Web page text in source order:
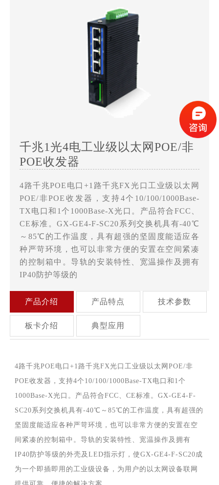
千兆1光4电工业级以太网POE/非
POE收发器
4路千兆POE电口+1路千兆FX光口工业级以太网
POE/非POE收发器，支持4个10/100/1000Base-
TX电口和1个1000Base-X光口。产品符合FCC、
CE标准。GX-GE4-F-SC20系列交换机具有-40℃
～85℃的工作温度，具有超强的坚固度能适应各
种严苛环境，也可以非常方便的安置在空间紧凑
的控制箱中。导轨的安装特性、宽温操作及拥有
IP40防护等级的
产品介绍 产品特点 技术参数
板卡介绍 典型应用
4路千兆POE电口+1路千兆FX光口工业级以太网POE/非
POE收发器，支持4个10/100/1000Base-TX电口和1个
1000Base-X光口。产品符合FCC、CE标准。GX-GE4-F-
SC20系列交换机具有-40℃～85℃的工作温度，具有超强的
坚固度能适应各种严苛环境，也可以非常方便的安置在空
间紧凑的控制箱中。导轨的安装特性、宽温操作及拥有
IP40防护等级的外壳及LED指示灯，使GX-GE4-F-SC20成
为一个即插即用的工业级设备，为用户的以太网设备联网